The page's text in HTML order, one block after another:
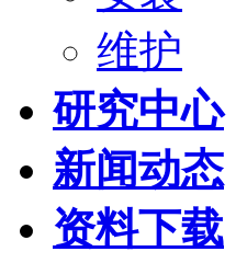
维护
研究中心
新闻动态
资料下载